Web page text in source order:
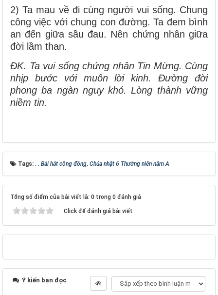
2) Ta mau về đi cùng người vui sống. Chung
công việc với chung con đường. Ta đem bình
an đến giữa sầu đau. Nên chứng nhân giữa
đời lầm than.
ĐK. Ta vui sống chứng nhân Tin Mừng. Cùng
nhịp bước với muôn lời kinh. Đường đời
phong ba ngàn nguy khó. Lòng thành vững
niềm tin.
Tags: . . Bài hát cộng đồng, Chúa nhật 6 Thường niên năm A
Tổng số điểm của bài viết là: 0 trong 0 đánh giá
Click để đánh giá bài viết
Ý kiến bạn đọc